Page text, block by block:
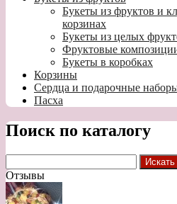
Букеты из фруктов и
корзинах
Букеты из целых
Фруктовые
Букеты в коробках
Корзины
Сердца и подарочные
Пасха
Поиск по каталогу
Отзывы